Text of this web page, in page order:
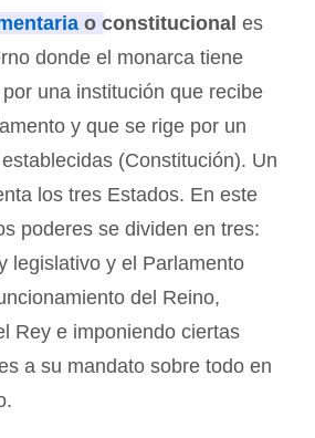
o constitucional es
donde el monarca tiene
una institución que recibe
y que se rige por un
(Constitución). Un
los tres Estados. En este
poderes se dividen en tres:
legislativo y el Parlamento
del Reino,
Rey e imponiendo ciertas
a su mandato sobre todo en